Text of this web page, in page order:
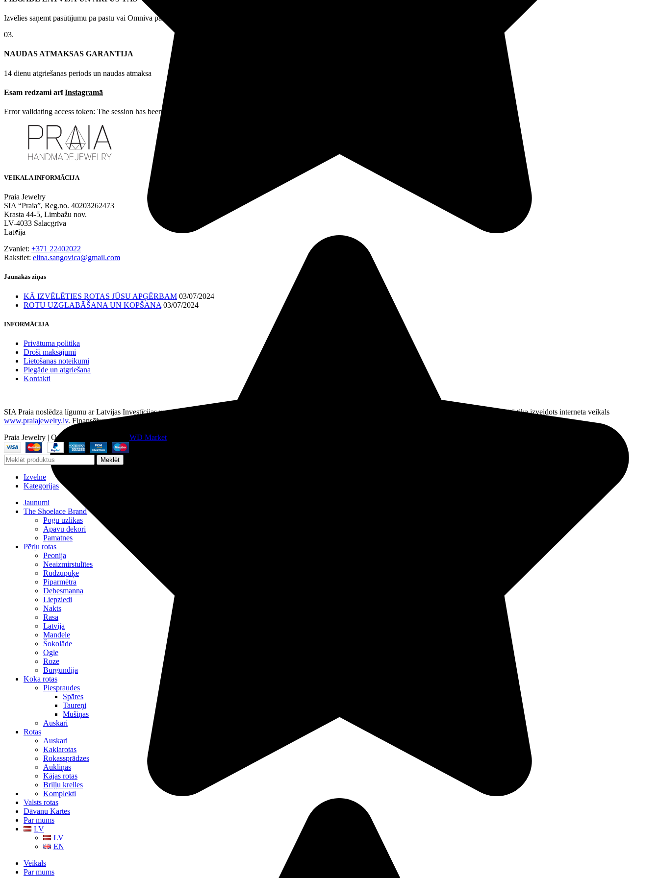
Izvēlies saņemt pasūtījumu pa pastu vai Omniva pakomātā
03.
NAUDAS ATMAKSAS GARANTIJA
14 dienu atgriešanas periods un naudas atmaksa
Esam redzami arīInstagramā
Error validating access token: The session has been invalidated because the user changed their password or Facebook has changed the session for security reasons.
VEIKALA INFORMĀCIJA
Praia Jewelry
SIA “Praia”, Reg.no. 40203262473
Krasta 44-5, Limbažu nov.
LV-4033 Salacgrīva
Latvija
Zvaniet: +371 22402022
Rakstiet: elina.sangovica@gmail.com
Jaunākās ziņas
KĀ IZVĒLĒTIES ROTAS JŪSU APĢĒRBAM 03/07/2024
ROTU UZGLABĀŠANA UN KOPŠANA 03/07/2024
INFORMĀCIJA
Privātuma politika
Droši maksājumi
Lietošanas noteikumi
Piegāde un atgriešana
Kontakti
SIA Praia noslēdza līgumu ar Latvijas Investīcijas un attīstības aģentūru par atbalsta procesu digitalizācijai komercdarbībā. Līguma nr.17.2-5-L-2024/269. Tā rezultātā tika izveidots interneta veikals
www.praiajewelry.lv. Finansējums-atveseļošanās fonds.
Praia Jewelry | Online veikalu izstrādāja WD Market
Meklēt
Izvēlne
Kategorijas
Jaunumi
The Shoelace Brand
Pogu uzlikas
Apavu dekori
Pamatnes
Pērļu rotas
Peonija
Neaizmirstulītes
Rudzupuķe
Piparmētra
Debesmanna
Liepziedi
Nakts
Rasa
Latvija
Mandele
Šokolāde
Ogle
Roze
Burgundija
Koka rotas
Piespraudes
Spāres
Taureņi
Mušiņas
Auskari
Rotas
Auskari
Kaklarotas
Rokassprādzes
Aukliņas
Kājas rotas
Briļļu krelles
Komplekti
Valsts rotas
Dāvanu Kartes
Par mums
LV
LV
EN
Veikals
Par mums